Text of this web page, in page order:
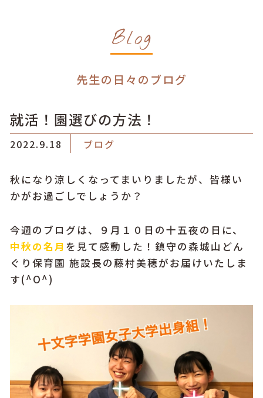
Blog
先生の日々のブログ
就活！園選びの方法！
2022.9.18 ブログ
秋になり涼しくなってまいりましたが、皆様い
かがお過ごしでしょうか？
今週のブログは、
９月１０日の十五夜の日に、
中秋の名月 を見て感動した！鎮守の森城山どん
ぐり保育園 施設長の藤村美穂がお届けいたしま
す(^O^)